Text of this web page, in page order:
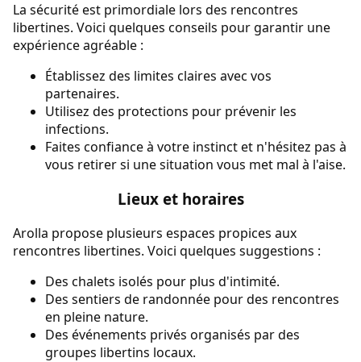
La sécurité est primordiale lors des rencontres
libertines. Voici quelques conseils pour garantir une
expérience agréable :
Établissez des limites claires avec vos
partenaires.
Utilisez des protections pour prévenir les
infections.
Faites confiance à votre instinct et n'hésitez pas à
vous retirer si une situation vous met mal à l'aise.
Lieux et horaires
Arolla propose plusieurs espaces propices aux
rencontres libertines. Voici quelques suggestions :
Des chalets isolés pour plus d'intimité.
Des sentiers de randonnée pour des rencontres
en pleine nature.
Des événements privés organisés par des
groupes libertins locaux.